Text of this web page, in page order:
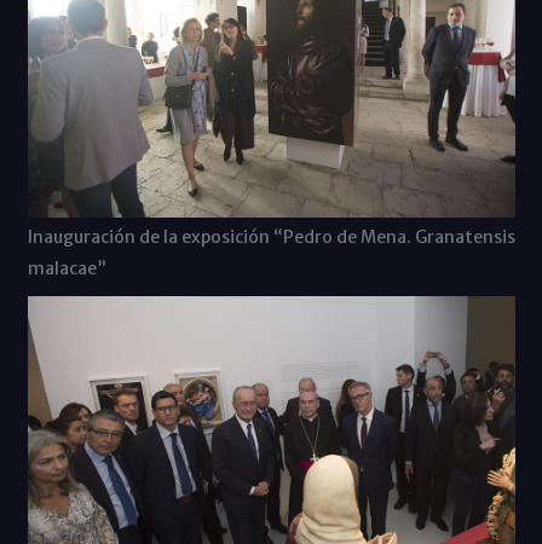
Inauguración de la exposición “Pedro de Mena. Granatensis
malacae”